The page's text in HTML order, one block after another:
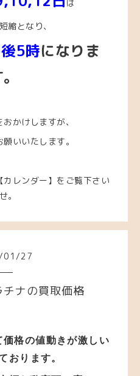
は
縮となり、
5時になりま
かけしますが、
いいたします。
レンダー】をご覧下さい
。
01 /27
ナの買取価格
格の値動きが激しい
おります。